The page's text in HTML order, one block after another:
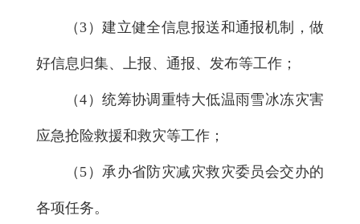
（3）建立健全信息报送和通报机制，做
好信息归集、上报、通报、发布等工作；
（4）统筹协调重特大低温雨雪冰冻灾害
应急抢险救援和救灾等工作；
（5）承办省防灾减灾救灾委员会交办的
各项任务。